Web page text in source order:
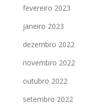
fevereiro 2023
janeiro 2023
dezembro 2022
novembro 2022
outubro 2022
setembro 2022